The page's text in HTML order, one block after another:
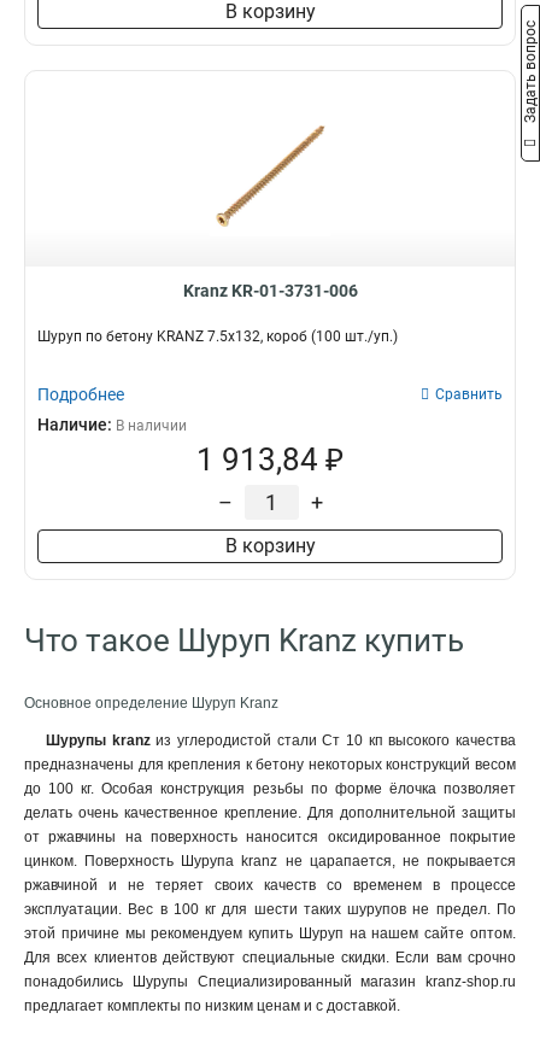
В корзину
Kranz KR-01-3731-006
Шуруп по бетону KRANZ 7.5х132, короб (100 шт./уп.)
Подробнее Сравнить
Наличие: В наличии
1 913,84 ₽
– +
В корзину
Что такое Шуруп Kranz купить
Основное определение Шуруп Kranz
Шурупы kranzиз углеродистой стали Ст 10 кп высокого качества
предназначены для крепления к бетону некоторых конструкций весом
до 100 кг. Особая конструкция резьбы по форме ёлочка позволяет
делать очень качественное крепление. Для дополнительной защиты
от ржавчины на поверхность наносится оксидированное покрытие
цинком. Поверхность Шурупа kranz не царапается, не покрывается
ржавчиной и не теряет своих качеств со временем в процессе
эксплуатации. Вес в 100 кг для шести таких шурупов не предел. По
этой причине мы рекомендуем купить Шуруп на нашем сайте оптом.
Для всех клиентов действуют специальные скидки. Если вам срочно
понадобились Шурупы Специализированный магазин kranz-shop.ru
предлагает комплекты по низким ценам и с доставкой.
Задать вопрос